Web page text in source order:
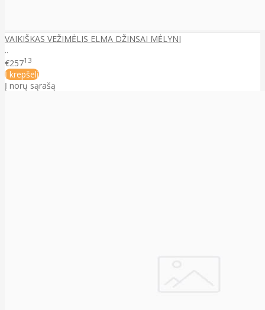
VAIKIŠKAS VEŽIMĖLIS ELMA DŽINSAI MĖLYNI
..
€25713
Į krepšelį
Į norų sąrašą